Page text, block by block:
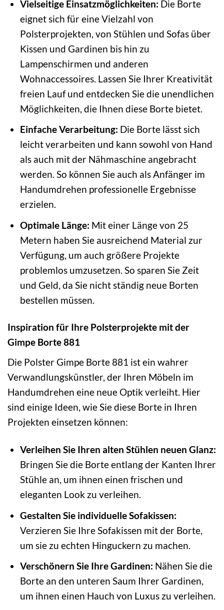
Vielseitige Einsatzmöglichkeiten: Die Borte
eignet sich für eine Vielzahl von
Polsterprojekten, von Stühlen und Sofas über
Kissen und Gardinen bis hin zu
Lampenschirmen und anderen
Wohnaccessoires. Lassen Sie Ihrer Kreativität
freien Lauf und entdecken Sie die unendlichen
Möglichkeiten, die Ihnen diese Borte bietet.
Einfache Verarbeitung: Die Borte lässt sich
leicht verarbeiten und kann sowohl von Hand
als auch mit der Nähmaschine angebracht
werden. So können Sie auch als Anfänger im
Handumdrehen professionelle Ergebnisse
erzielen.
Optimale Länge: Mit einer Länge von 25
Metern haben Sie ausreichend Material zur
Verfügung, um auch größere Projekte
problemlos umzusetzen. So sparen Sie Zeit
und Geld, da Sie nicht ständig neue Borten
bestellen müssen.
Inspiration für Ihre Polsterprojekte mit der
Gimpe Borte 881
Die Polster Gimpe Borte 881 ist ein wahrer
Verwandlungskünstler, der Ihren Möbeln im
Handumdrehen eine neue Optik verleiht. Hier
sind einige Ideen, wie Sie diese Borte in Ihren
Projekten einsetzen können:
Verleihen Sie Ihren alten Stühlen neuen Glanz:
Bringen Sie die Borte entlang der Kanten Ihrer
Stühle an, um ihnen einen frischen und
eleganten Look zu verleihen.
Gestalten Sie individuelle Sofakissen:
Verzieren Sie Ihre Sofakissen mit der Borte,
um sie zu echten Hinguckern zu machen.
Verschönern Sie Ihre Gardinen: Nähen Sie die
Borte an den unteren Saum Ihrer Gardinen,
um ihnen einen Hauch von Luxus zu verleihen.